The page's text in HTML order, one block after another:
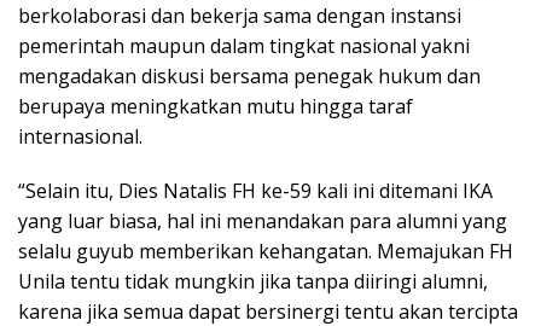
berkolaborasi dan bekerja sama dengan instansi
pemerintah maupun dalam tingkat nasional yakni
mengadakan diskusi bersama penegak hukum dan
berupaya meningkatkan mutu hingga taraf
internasional.
“Selain itu, Dies Natalis FH ke-59 kali ini ditemani IKA
yang luar biasa, hal ini menandakan para alumni yang
selalu guyub memberikan kehangatan. Memajukan FH
Unila tentu tidak mungkin jika tanpa diiringi alumni,
karena jika semua dapat bersinergi tentu akan tercipta